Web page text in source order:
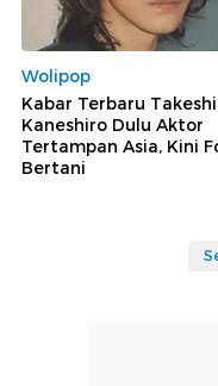
Wolipop
Kabar Terbaru Takeshi
Kaneshiro Dulu Aktor
Tertampan Asia, Kini
Bertani